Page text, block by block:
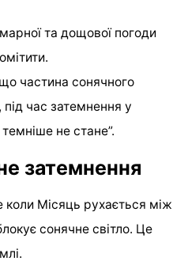
та дощової погоди
частина сонячного
під час затемнення у
темніше не стане”.
затемнення
Місяць рухається між
сонячне світло. Це